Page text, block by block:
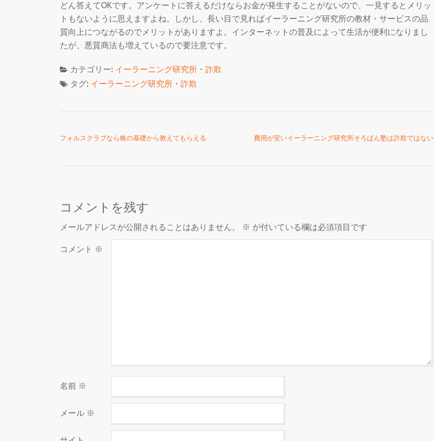
どん答えてOKです。アンケートに答えるだけならお金が発生することがないので、一見するとメリッ
トもないように思えますよね。しかし、長い目で見ればイーラーニング研究所の教材・サービスの品
質向上につながるのでメリットがありますよ。インターネットの普及によって生活が便利になりまし
たが、悪質商法も増えているので要注意です。
カテゴリー: イーラーニング研究所 ・ 詐欺
タグ: イーラーニング研究所 ・ 詐欺
フォルスクラブなら株の基礎から教えてもらえる 費用が安いイーラーニング研究所そろばん塾は詐欺ではない
コメントを残す
メールアドレスが公開されることはありません。 ※ が付いている欄は必須項目です
コメント ※
名前 ※
メール ※